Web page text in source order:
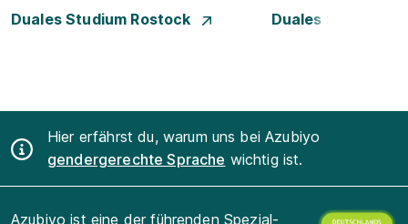
Duales Studium Rostock
Duales Studium
Hier erfährst du, warum uns bei Azubiyo
gendergerechte Sprache wichtig ist.
Azubiyo ist eine der führenden Spezial-